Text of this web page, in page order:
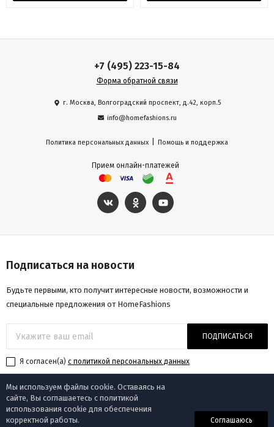
+7 (495) 223-15-84
Форма обратной связи
г. Москва, Волгоградский проспект, д.42, корп.5
info@homefashions.ru
Политика персональных данных Помощь и поддержка
Прием онлайн-платежей
Подписаться на новости
Будьте первыми, кто получит интересные новости, возможности и
специальные предложения от HomeFashions
ПОДПИСАТЬСЯ
Я согласен(a) с политикой персональных данных
© «Homefashions», 2009-2025
Мы используем файлы cookie. Оставаясь на
сайте, Вы соглашаетесь с политикой
использования cookie для обеспечения
корректной работы.
Соглашаюсь